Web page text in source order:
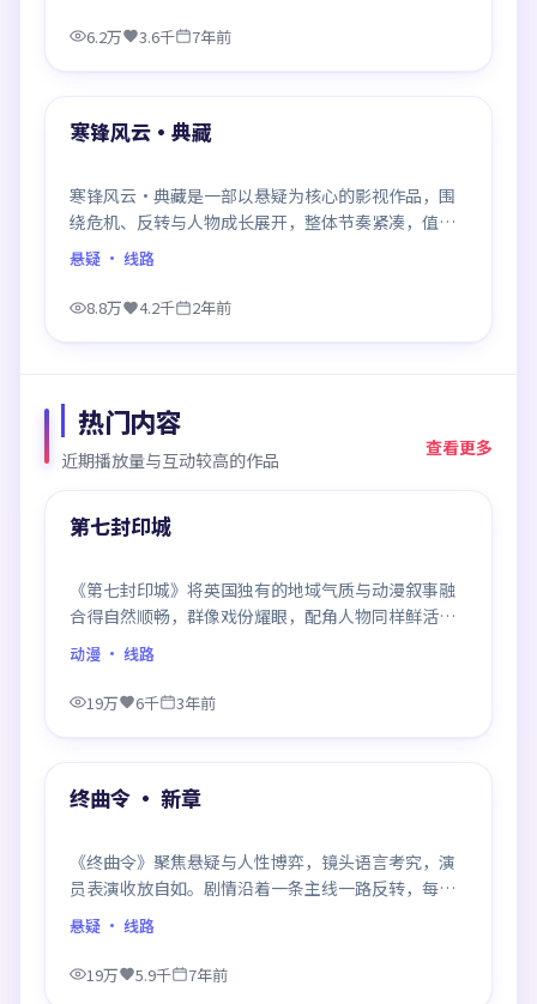
6.2万 3.6千 7年前
最新
寒锋风云·典藏
寒锋风云·典藏是一部以悬疑为核心的影视作品，围
绕危机、反转与人物成长展开，整体节奏紧凑，值得
推荐观看。
悬疑 · 线路
8.8万 4.2千 2年前
热门内容
近期播放量与互动较高的作品
查看更多
热门
99:51
第七封印城
《第七封印城》将英国独有的地域气质与动漫叙事融
合得自然顺畅，群像戏份耀眼，配角人物同样鲜活，
整部作品质感扎实。
动漫 · 线路
19万 6千 3年前
热门
终曲令 · 新章
《终曲令》聚焦悬疑与人性博弈，镜头语言考究，演
员表演收放自如。剧情沿着一条主线一路反转，每次
揭晓都重塑前情认知，悬念感拉满。
悬疑 · 线路
19万 5.9千
7年前